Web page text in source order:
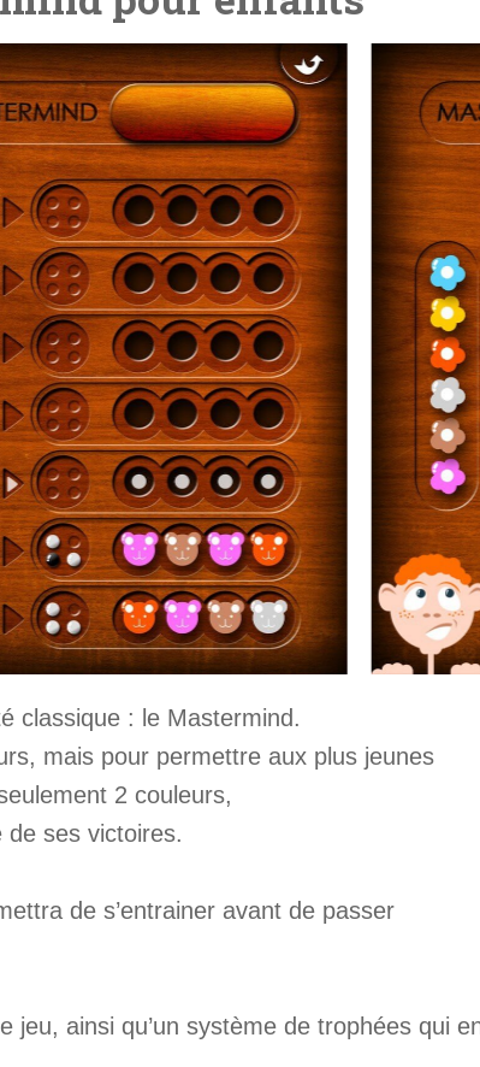
classique : le Mastermind.
mais pour permettre aux plus jeunes
2 couleurs,
de ses victoires.
de s’entrainer avant de passer
ainsi qu’un système de trophées qui